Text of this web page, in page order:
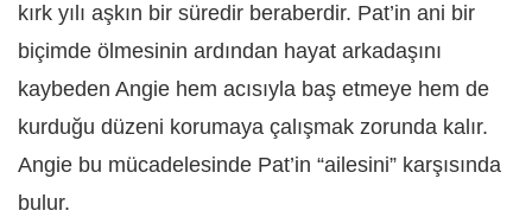
kırk yılı aşkın bir süredir beraberdir. Pat’in ani bir
biçimde ölmesinin ardından hayat arkadaşını
kaybeden Angie hem acısıyla baş etmeye hem de
kurduğu düzeni korumaya çalışmak zorunda kalır.
Angie bu mücadelesinde Pat’in “ailesini” karşısında
bulur.